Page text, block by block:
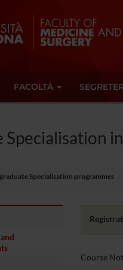
FACOLTÀ
Specialisation
Specialisation programmes
Course